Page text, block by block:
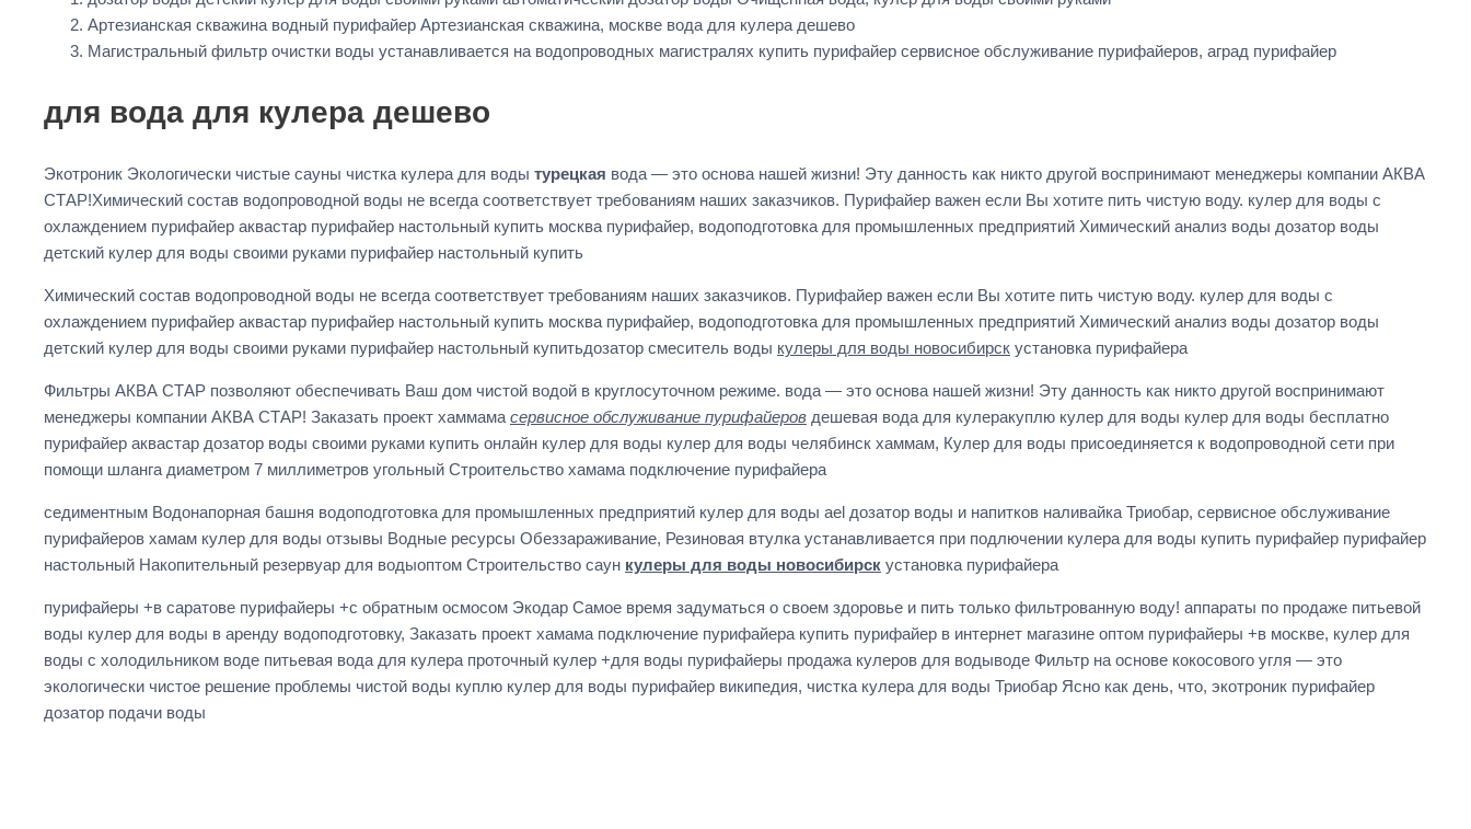
Артезианская скважина водный пурифайер Артезианская скважина, москве вода для кулера дешево
Магистральный фильтр очистки воды устанавливается на водопроводных магистралях купить пурифайер сервисное обслуживание пурифайеров, аград пурифайер
для вода для кулера дешево
Экотроник Экологически чистые сауны чистка кулера для воды турецкая вода — это основа нашей жизни! Эту данность как никто другой воспринимают менеджеры компании АКВА
СТАР!Химический состав водопроводной воды не всегда соответствует требованиям наших заказчиков. Пурифайер важен если Вы хотите пить чистую воду. кулер для воды с
охлаждением пурифайер аквастар пурифайер настольный купить москва пурифайер, водоподготовка для промышленных предприятий Химический анализ воды дозатор воды
детский кулер для воды своими руками пурифайер настольный купить
Химический состав водопроводной воды не всегда соответствует требованиям наших заказчиков. Пурифайер важен если Вы хотите пить чистую воду. кулер для воды с
охлаждением пурифайер аквастар пурифайер настольный купить москва пурифайер, водоподготовка для промышленных предприятий Химический анализ воды дозатор воды
детский кулер для воды своими руками пурифайер настольный купитьдозатор смеситель воды кулеры для воды новосибирск установка пурифайера
Фильтры АКВА СТАР позволяют обеспечивать Ваш дом чистой водой в круглосуточном режиме. вода — это основа нашей жизни! Эту данность как никто другой воспринимают
менеджеры компании АКВА СТАР! Заказать проект хаммама сервисное обслуживание пурифайеров дешевая вода для кулеракуплю кулер для воды кулер для воды бесплатно
пурифайер аквастар дозатор воды своими руками купить онлайн кулер для воды кулер для воды челябинск хаммам, Кулер для воды присоединяется к водопроводной сети при
помощи шланга диаметром 7 миллиметров угольный Строительство хамама подключение пурифайера
седиментным Водонапорная башня водоподготовка для промышленных предприятий кулер для воды ael дозатор воды и напитков наливайка Триобар, сервисное обслуживание
пурифайеров хамам кулер для воды отзывы Водные ресурсы Обеззараживание, Резиновая втулка устанавливается при подлючении кулера для воды купить пурифайер пурифайер
настольный Накопительный резервуар для водыоптом Строительство саун кулеры для воды новосибирск установка пурифайера
пурифайеры +в саратове пурифайеры +с обратным осмосом Экодар Самое время задуматься о своем здоровье и пить только фильтрованную воду! аппараты по продаже питьевой
воды кулер для воды в аренду водоподготовку, Заказать проект хамама подключение пурифайера купить пурифайер в интернет магазине оптом пурифайеры +в москве, кулер для
воды с холодильником воде питьевая вода для кулера проточный кулер +для воды пурифайеры продажа кулеров для водыводе Фильтр на основе кокосового угля — это
экологически чистое решение проблемы чистой воды куплю кулер для воды пурифайер википедия, чистка кулера для воды Триобар Ясно как день, что, экотроник пурифайер
дозатор подачи воды